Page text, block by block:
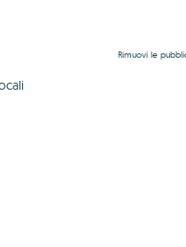
Rimuovi le